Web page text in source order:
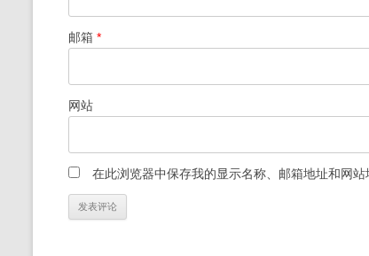
邮箱 *
网站
在此浏览器中保存我的显示名称、邮箱地址和网站